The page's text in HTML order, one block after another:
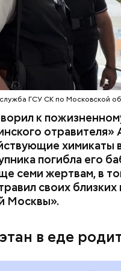
пьяного
праздники
и мире 5
и
ГСУ СК по Московской
к
химикаты
погибла его
семи жертвам, в
своих
Москвы».
в еде